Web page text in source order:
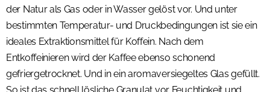
der Natur als Gas oder in Wasser gelöst vor. Und unter
bestimmten Temperatur- und Druckbedingungen ist sie ein
ideales Extraktionsmittel für Koffein. Nach dem
Entkoffeinieren wird der Kaffee ebenso schonend
gefriergetrocknet. Und in ein aromaversiegeltes Glas gefüllt.